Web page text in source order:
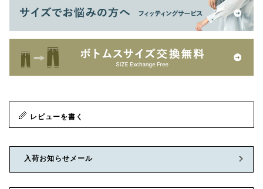
レビューを書く
入荷お知らせメール